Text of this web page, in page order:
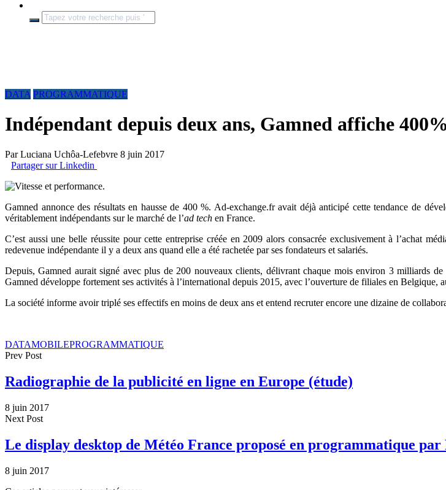
DATA PROGRAMMATIQUE
Indépendant depuis deux ans, Gamned affiche
ParLuciana Uchôa-Lefebvre 8 juin 2017
Partager sur Linkedin
Gamned annonce des résultats en hausse de 400 %. Ad-exchange.fr avait déjà anticipé cette tendance de
véritablement indépendants sur le marché de l’ad tech en France.
C’est aussi une belle réussite pour cette entreprise créée en 2009 alors consacrée exclusivement à l’achat
redevenue indépendante il y a deux ans quand elle a été rachetée par ses fondateurs et salariés.
Depuis, Gamned aurait signé avec plus de 200 nouveaux clients, délivrant chaque mois environ 3 milliards
Gamned développe fortement ses activités à l’international depuis 2015, avec l’ouverture de filiales en Belgique,
La société informe avoir triplé ses effectifs en moins de deux ans et entend recruter encore une dizaine de
DATAMOBILEPROGRAMMATIQUE
Prev Post
Radiographie de la publicité en ligne en Europe (étude)
8 juin 2017
Next Post
Le display desktop de Météo France proposé en programmatique
8 juin 2017